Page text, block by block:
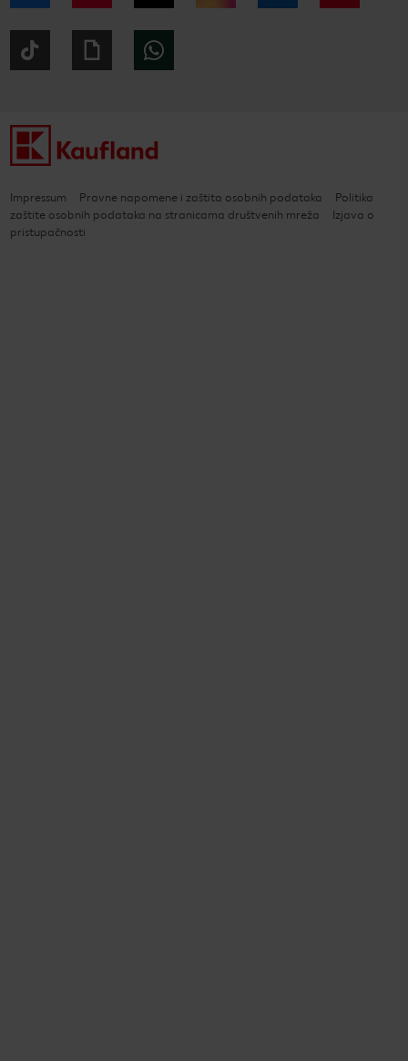
Giphy
Impressum Pravne napomene i zaštita osobnih podataka
Politika
zaštite osobnih podataka na stranicama društvenih mreža
Izjava o
pristupačnosti